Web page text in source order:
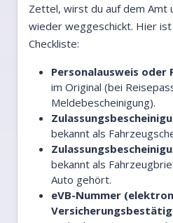
Zettel, wirst du auf dem Amt
wieder weggeschickt. Hier
Checkliste:
Personalausweis oder
im Original (bei
Meldebescheinigung).
bekannt als
bekannt als
Auto gehört.
eVB-Nummer